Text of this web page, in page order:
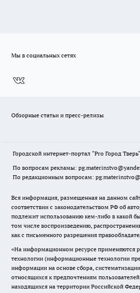
Мы в социальных сетях
Обзорные статьи и пресс-релизы
Городской интернет-портал "Pro Город
По вопросам рекламы:
По редакционным вопросам:
Вся информация, размещенная на данном
соответствии с законодательством РФ об
подлежит использованию кем-либо в какой
том числе воспроизведению,
как с письменного разрешения
«На информационном ресурсе применяются
технологии (информационные технологии
информации на основе сбора,
относящихся к предпочтениям
находящихся на территории Российской